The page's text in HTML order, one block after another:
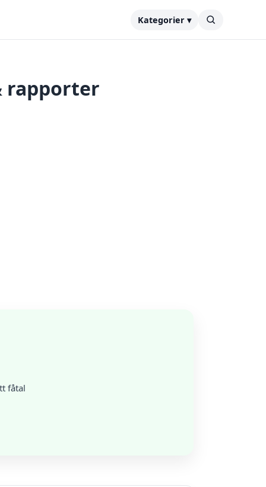
Kategorier ▾
rapporter
fåtal